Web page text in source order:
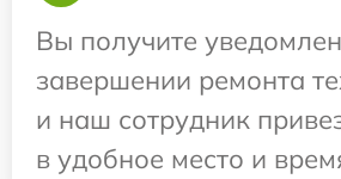
Вы получите
завершении ремонта
и наш сотрудник
в удобное место и